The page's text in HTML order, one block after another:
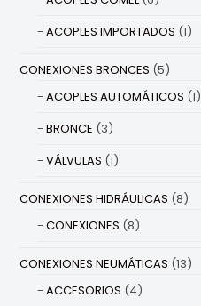
ACOPLES IMPORTADOS (1)
CONEXIONES BRONCES (5)
ACOPLES AUTOMÁTICOS (1)
BRONCE (3)
VÁLVULAS (1)
CONEXIONES HIDRÁULICAS (8)
CONEXIONES (8)
CONEXIONES NEUMÁTICAS (13)
ACCESORIOS (4)